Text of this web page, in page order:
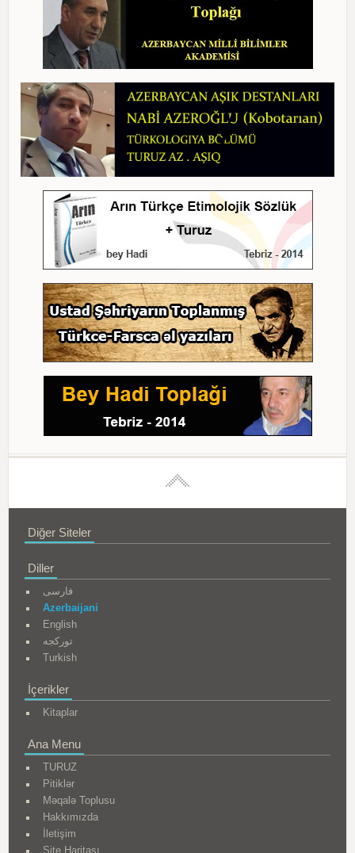
Diğer Siteler
Diller
فارسی
Azerbaijani
English
تورکجه
Turkish
İçerikler
Kitaplar
Ana Menu
TURUZ
Pitiklər
Məqalə Toplusu
Hakkımızda
İletişim
Site Haritası